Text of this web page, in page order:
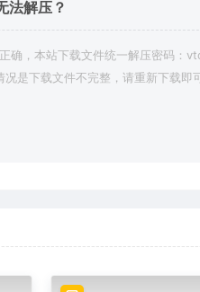
法解压？
确，本站下载文件统一解压密码：
是下载文件不完整，请重新下载即可